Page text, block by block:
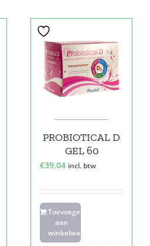
PROBIOTICAL D
GEL 60
€39,04 incl. btw
Toevoegen
aan
winkelwagen